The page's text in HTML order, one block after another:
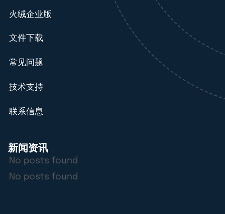
火绒企业版
文件下载
常见问题
技术支持
联系信息
新闻资讯
No posts found
No posts found